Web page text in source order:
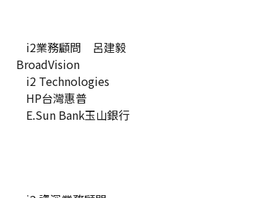
呂建毅
普
山銀行